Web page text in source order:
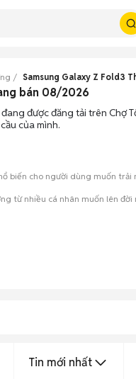
Samsung Galaxy Z Fold3
bán 08/2026
được đăng tải trên
của mình.
biến cho người dùng muốn
từ nhiều cá nhân muốn lên
thực tế của máy so với mô
giao dịch nhanh chóng khi
Tin mới nhất